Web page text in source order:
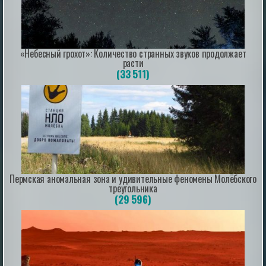
esoreiter.ru 22nd May 2026
Time-Traveling UFOs, Extra-Loud
Extraterrestrials, Golden-Tongued Mummies,
NASA's Flying Saucers and More Mysterious
News Briefly
A roundup of mysterious, paranormal and strange news
stories from the past week.
mysteriousuniverse.org | 26th Dec 2025
Древняя карта двух Америк оспаривает
открытие Нового света Колумбом
«Небесный грохот»: Количество странных звуков продолжает
расти
(33 511)
Пермская аномальная зона и удивительные феномены Молёбского
треугольника
(29 596)